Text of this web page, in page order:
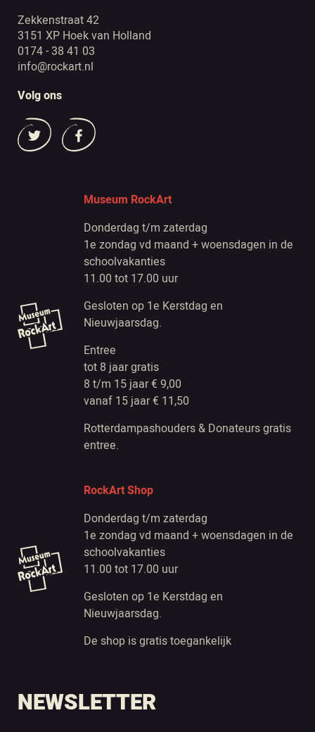
Zekkenstraat 42
3151 XP Hoek van Holland
0174 - 38 41 03
info@rockart.nl
Volg ons
Museum RockArt
Donderdag t/m zaterdag
1e zondag vd maand + woensdagen in de
schoolvakanties
11.00 tot 17.00 uur
Gesloten op 1e Kerstdag en
Nieuwjaarsdag.
Entree
tot 8 jaar gratis
8 t/m 15 jaar € 9,00
vanaf 15 jaar € 11,50
Rotterdampashouders & Donateurs gratis
entree.
RockArt Shop
Donderdag t/m zaterdag
1e zondag vd maand + woensdagen in de
schoolvakanties
11.00 tot 17.00 uur
Gesloten op 1e Kerstdag en
Nieuwjaarsdag.
De shop is gratis toegankelijk
NEWSLETTER